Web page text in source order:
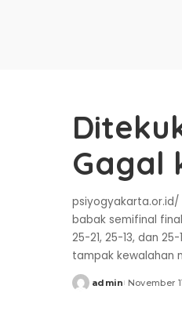
Gagal
psiyogyakarta.or.id/
babak semifinal
25-21, 25-13, dan
tampak kewalahan
Posted
admin November